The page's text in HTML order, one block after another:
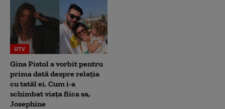
UTV
Gina Pistol a vorbit pentru
prima dată despre relația
cu tatăl ei. Cum i-a
schimbat viața fiica sa,
Josephine